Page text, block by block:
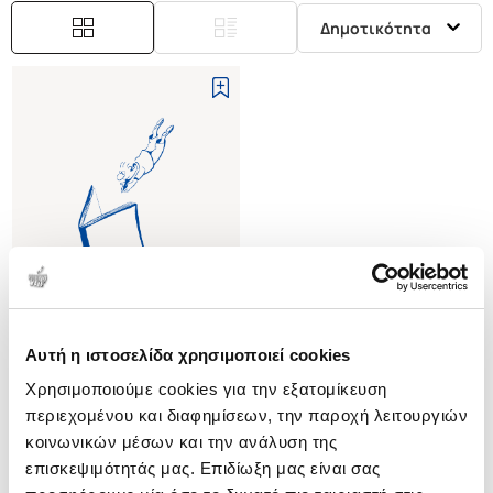
Αυτή η ιστοσελίδα χρησιμοποιεί cookies
Χρησιμοποιούμε cookies για την εξατομίκευση
περιεχομένου και διαφημίσεων, την παροχή λειτουργιών
κοινωνικών μέσων και την ανάλυση της
επισκεψιμότητάς μας. Επιδίωξη μας είναι σας
Δημοτικότητα
(0)
(H/B) ERIC VOEGELIN'S
DIALOGUE WITH THE
POSTMODERNS
SEARCHING FOR FOUNDATIONS
PETRAKIS A. PETER
Κωδ. Πολιτείας:0889-0006